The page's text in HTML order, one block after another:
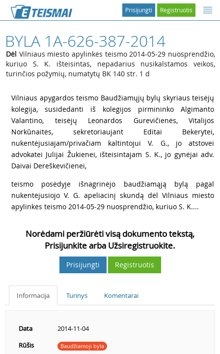
Registruotis
Prisijungti
BYLA 1A-626-387-2014
Dėl Vilniaus miesto apylinkės teismo 2014-05-29 nuosprendžio,
kuriuo S. K. išteisintas, nepadarius nusikalstamos veikos,
turinčios požymių, numatytų BK 140 str. 1 d
Vilniaus apygardos teismo Baudžiamųjų bylų skyriaus teisėjų
kolegija, susidedanti iš kolegijos pirmininko Algimanto
Valantino, teisėjų Leonardos Gurevičienės, Vitalijos
Norkūnaitės, sekretoriaujant Editai Bekerytei,
nukentėjusiajam/privačiam kaltintojui V. G., jo atstovei
advokatei Julijai Žukienei, išteisintajam S. K., jo gynėjai adv.
Daivai Dereškevičienei,
teismo posėdyje išnagrinėjo baudžiamąją bylą pagal
nukentėjusiojo V. G. apeliacinį skundą dėl Vilniaus miesto
apylinkės teismo 2014-05-29 nuosprendžio, kuriuo S. K....
Norėdami peržiūrėti visą dokumento tekstą,
Prisijunkite arba Užsiregistruokite.
Prisijungti Registruotis
Informacija Turinys Komentarai
Data
2014-11-04
Rūšis
Baudžiamoji byla